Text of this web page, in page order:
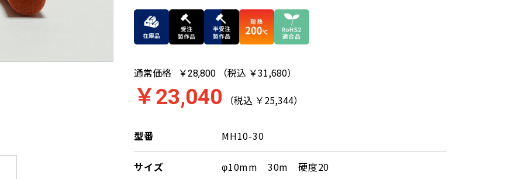
通常価格 ￥28,800 （税込 ￥31,680）
￥23,040 （税込 ￥25,344）
型番 MH10-30
サイズ φ10mm 30m 硬度20